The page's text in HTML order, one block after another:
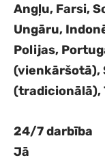
Angļu, Farsi,
Ungāru,
Polijas,
(vienkāršotā),
(tradicionālā),
24/7 darbība
Jā